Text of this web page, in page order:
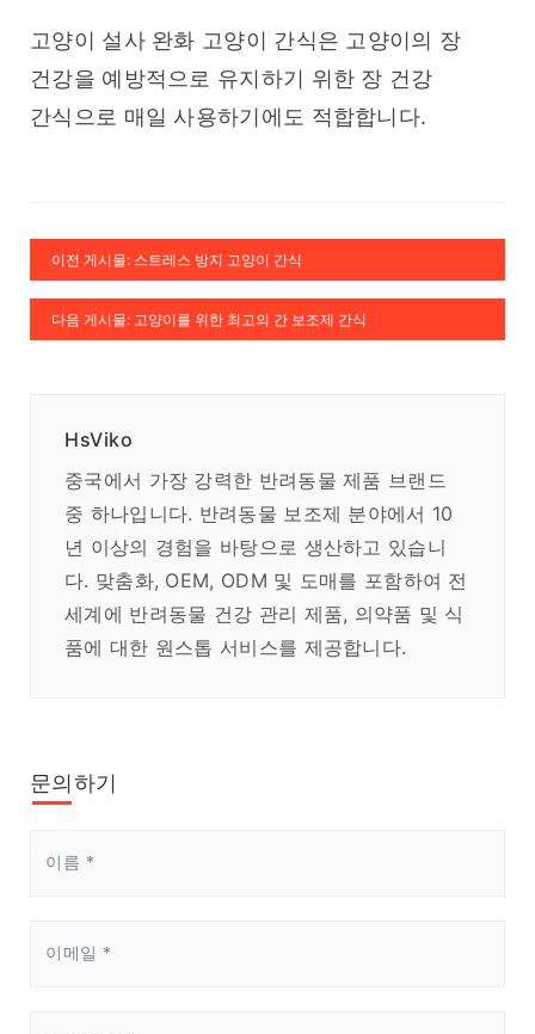
고양이 설사 완화 고양이 간식은 고양이의 장
건강을 예방적으로 유지하기 위한 장 건강
간식으로 매일 사용하기에도 적합합니다.
이전 게시물: 스트레스 방지 고양이 간식
다음 게시물: 고양이를 위한 최고의 간 보조제 간식
HsViko
중국에서 가장 강력한 반려동물 제품 브랜드
중 하나입니다. 반려동물 보조제 분야에서 10
년 이상의 경험을 바탕으로 생산하고 있습니
다. 맞춤화, OEM, ODM 및 도매를 포함하여 전
세계에 반려동물 건강 관리 제품, 의약품 및 식
품에 대한 원스톱 서비스를 제공합니다.
문의하기